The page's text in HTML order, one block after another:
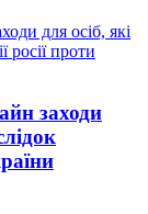
заходи